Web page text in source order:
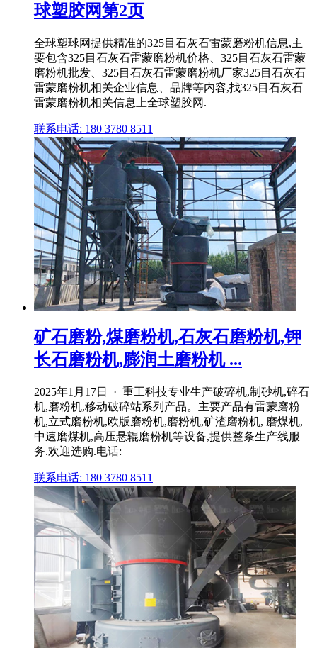
球塑胶网第2页
全球塑球网提供精准的325目石灰石雷蒙磨粉机信息,主
要包含325目石灰石雷蒙磨粉机价格、325目石灰石雷蒙
磨粉机批发、325目石灰石雷蒙磨粉机厂家325目石灰石
雷蒙磨粉机相关企业信息、品牌等内容,找325目石灰石
雷蒙磨粉机相关信息上全球塑胶网.
联系电话: 180 3780 8511
矿石磨粉,煤磨粉机,石灰石磨粉机,钾
长石磨粉机,膨润土磨粉机 ...
2025年1月17日 · 重工科技专业生产破碎机,制砂机,碎石
机,磨粉机,移动破碎站系列产品。主要产品有雷蒙磨粉
机,立式磨粉机,欧版磨粉机,磨粉机,矿渣磨粉机, 磨煤机,
中速磨煤机,高压悬辊磨粉机等设备,提供整条生产线服
务.欢迎选购.电话:
联系电话: 180 3780 8511